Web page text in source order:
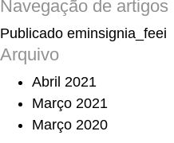
Navegação de artigos
Publicado eminsignia_feei
Arquivo
Abril 2021
Março 2021
Março 2020